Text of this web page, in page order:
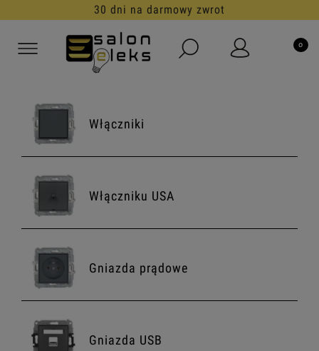
30 dni na darmowy zwrot
Włączniki
Włączniku USA
Gniazda prądowe
Gniazda USB